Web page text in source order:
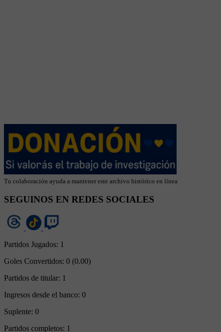
Tu colaboración ayuda a mantener este archivo histórico en línea
SEGUINOS EN REDES SOCIALES
Partidos Jugados: 1
Goles Convertidos: 0 (0.00)
Partidos de titular: 1
Ingresos desde el banco: 0
Suplente: 0
Partidos completos: 1